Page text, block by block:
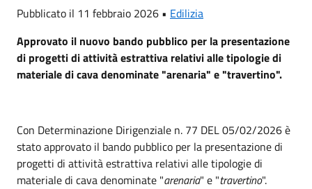
Pubblicato il 11 febbraio 2026 • Edilizia
Approvato il nuovo bando pubblico per la presentazione
di progetti di attività estrattiva relativi alle tipologie di
materiale di cava denominate "arenaria" e "travertino".
Con Determinazione Dirigenziale n. 77 DEL 05/02/2026 è
stato approvato il bando pubblico per la presentazione di
progetti di attività estrattiva relativi alle tipologie di
materiale di cava denominate "arenaria" e "travertino".